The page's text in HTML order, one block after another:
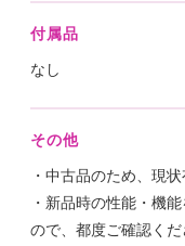
付属品
なし
その他
・中古品のため、現
・新品時の性能・機
ので、都度ご確認くだ